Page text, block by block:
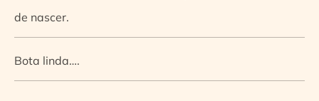
de nascer.
Bota linda….